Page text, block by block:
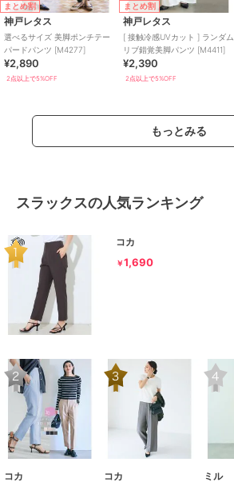
まとめ割
神戸レタス
選べるサイズ 美脚ポンチテー
パードパンツ [M4277]
¥2,890
2点以上で5%OFF
まとめ割
神戸レタス
[ 接触冷感UVカット ] ランダム
リブ錯覚美脚パンツ [M4411]
¥2,390
2点以上で5%OFF
もっとみる
スラックスの人気ランキング
コカ
￥1,690
コカ コカ ミル